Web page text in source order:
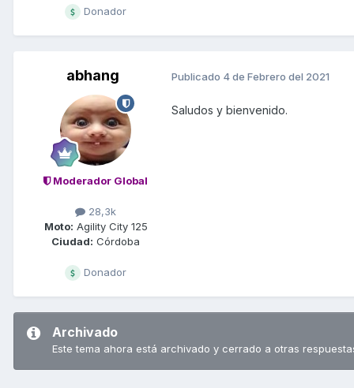
Donador
abhang
Moderador Global
28,3k
Moto: Agility City 125
Ciudad: Córdoba
Donador
Publicado 4 de Febrero del 2021
Saludos y bienvenido.
Archivado
Este tema ahora está archivado y cerrado a otras